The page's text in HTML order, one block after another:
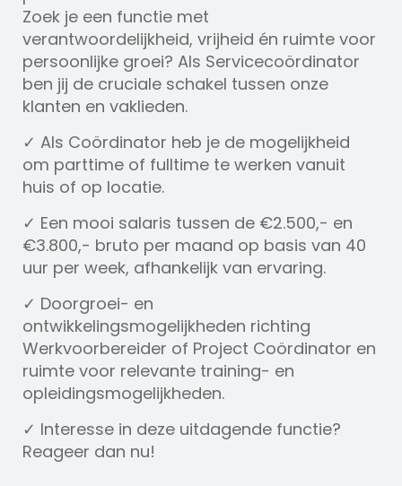
Zoek je een functie met
verantwoordelijkheid, vrijheid én ruimte voor
persoonlijke groei? Als Servicecoördinator
ben jij de cruciale schakel tussen onze
klanten en vaklieden.
✓ Als Coördinator heb je de mogelijkheid
om parttime of fulltime te werken vanuit
huis of op locatie.
✓ Een mooi salaris tussen de €2.500,- en
€3.800,- bruto per maand op basis van 40
uur per week, afhankelijk van ervaring.
✓ Doorgroei- en
ontwikkelingsmogelijkheden richting
Werkvoorbereider of Project Coördinator en
ruimte voor relevante training- en
opleidingsmogelijkheden.
✓ Interesse in deze uitdagende functie?
Reageer dan nu!